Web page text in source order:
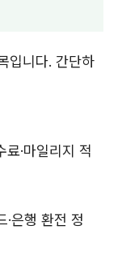
입니다. 간단하
·마일리지 적
은행 환전 정